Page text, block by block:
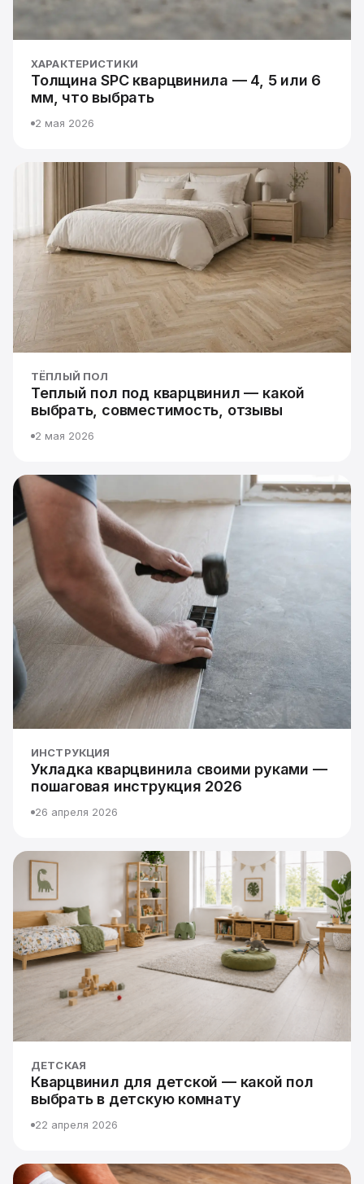
ХАРАКТЕРИСТИКИ
Толщина SPC кварцвинила — 4, 5 или 6
мм, что выбрать
2 мая 2026
ТЁПЛЫЙ ПОЛ
Теплый пол под кварцвинил — какой
выбрать, совместимость, отзывы
2 мая 2026
ИНСТРУКЦИЯ
Укладка кварцвинила своими руками —
пошаговая инструкция 2026
26 апреля 2026
ДЕТСКАЯ
Кварцвинил для детской — какой пол
выбрать в детскую комнату
22 апреля 2026